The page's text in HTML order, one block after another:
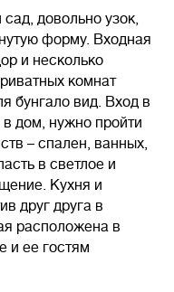
довольно узок,
форму. Входная
и несколько
комнат
бунгало вид. Вход в
дом, нужно пройти
– спален, ванных,
в светлое и
Кухня и
друг друга в
расположена в
и ее гостям